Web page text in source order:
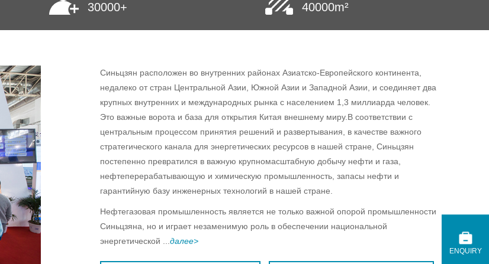
30000+ 40000m²
Синьцзян расположен во внутренних районах Азиатско-Европейского континента,
недалеко от стран Центральной Азии, Южной Азии и Западной Азии, и соединяет два
крупных внутренних и международных рынка с населением 1,3 миллиарда человек.
Это важные ворота и база для открытия Китая внешнему миру.В соответствии с
центральным процессом принятия решений и развертывания, в качестве важного
стратегического канала для энергетических ресурсов в нашей стране, Синьцзян
постепенно превратился в важную крупномасштабную добычу нефти и газа,
нефтеперерабатывающую и химическую промышленность, запасы нефти и
гарантийную базу инженерных технологий в нашей стране.
Нефтегазовая промышленность является не только важной опорой промышленности
Синьцзяна, но и играет незаменимую роль в обеспечении национальной
энергетической ... далее>
ENQUIRY